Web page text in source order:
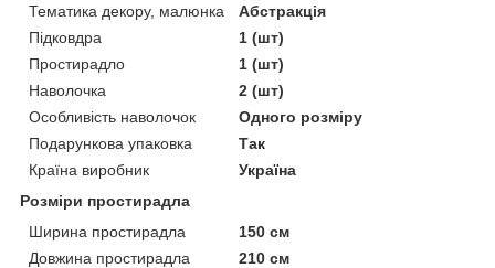
Тематика декору, малюнка
Абстракція
Підковдра
1 (шт)
Простирадло
1 (шт)
Наволочка
2 (шт)
Особливість наволочок
Одного розміру
Подарункова упаковка
Так
Країна виробник
Україна
Розміри простирадла
Ширина простирадла
150 см
Довжина простирадла
210 см